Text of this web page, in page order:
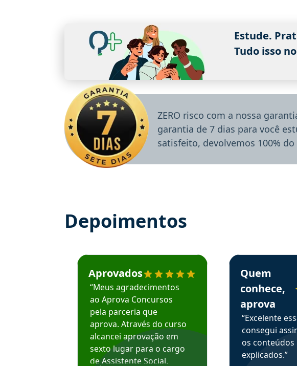
Estude.
Tudo isso
ZERO risco com a nossa
garantia de 7 dias para você
satisfeito, devolvemos 100%
Depoimentos
Estudante José recomenda o Aprova Concursos em depoimento
Aprovados
“Meus agradecimentos
ao Aprova Concursos
pela parceria que
aprova. Através do curso
alcancei aprovação em
sexto lugar para o cargo
de Assistente Social.
Estudante Sergio
Quem
conhece,
aprova
“Excelente
consegui
os conteúdos
explicados.”